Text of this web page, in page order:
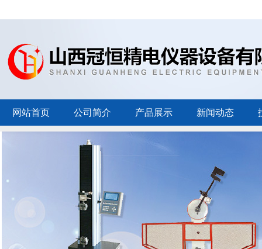
网站首页 公司简介 产品展示 新闻动态